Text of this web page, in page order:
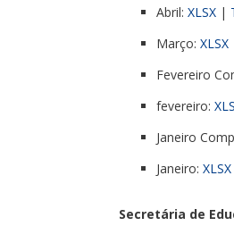
Abril: XLSX |
Março: XLSX
Fevereiro
fevereiro:
Janeiro
Janeiro: XLSX
Secretária de